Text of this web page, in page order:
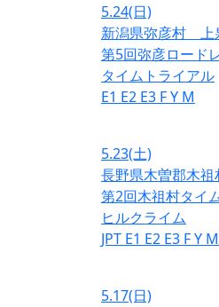
5.24(日)
新潟県弥彦村 上
第5回弥彦ロード
タイムトライアル
E1 E2 E3 FY M
5.23(土)
長野県木曽郡木祖
第2回木祖村タイ
ヒルクライム
JPT E1 E2 E3 FY M
5.17(日)